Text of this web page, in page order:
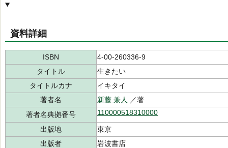
資料詳細
ISBN
4-00-260336-9
タイトル
生きたい
タイトルカナ
イキタイ
著者名
新藤 兼人
／著
著者名典拠番号
110000518310000
出版地
東京
出版者
岩波書店